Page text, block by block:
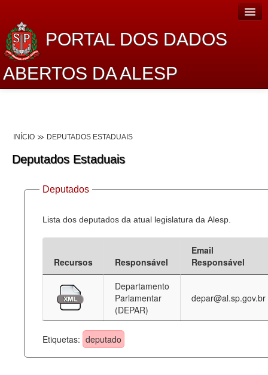
PORTAL DOS DADOS
ABERTOS DA ALESP
Lei de Acesso à Informação
Dados Governamentais Abertos
Planejamento
Catálogo de dados
Processo Legislativo
Deputados Estaduais
Administração
Legislação
Agenda
INÍCIO DEPUTADOS ESTADUAIS
Deputados Estaduais
Deputados
Lista dos deputados da atual legislatura da Alesp.
Recursos Responsável
Email
Responsável
Departamento
Parlamentar
(DEPAR)
depar@al.sp.gov.br
Etiquetas: deputado